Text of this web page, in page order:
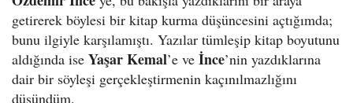
getirerek böylesi bir kitap kurma düşüncesini açtığımda;
bunu ilgiyle karşılamıştı. Yazılar tümleşip kitap boyutunu
aldığında ise Yaşar Kemal’e ve İnce’nin yazdıklarına
dair bir söyleşi gerçekleştirmenin kaçınılmazlığını
düşündüm.